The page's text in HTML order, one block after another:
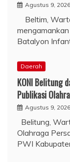
Agustus 9, 2026
Beltim,
Batalyon
Daerah
KONI Belitung
Publikasi
Agustus 9, 2026
Belitung,
Olahraga
PWI